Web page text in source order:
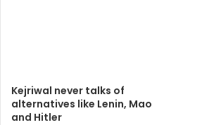
Kejriwal never talks of
alternatives like Lenin, Mao
and Hitler